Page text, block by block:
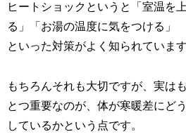
ヒートショックというと「室温を
る」「お湯の温度に気をつける」
といった対策がよく知られています
もちろんそれも大切ですが、実は
とつ重要なのが、体が寒暖差にど
しているかという点です。